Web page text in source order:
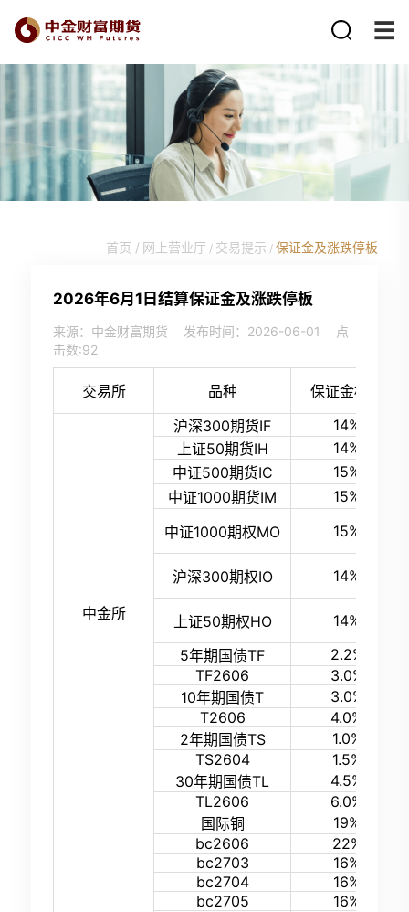
首页 / 网上营业厅 / 交易提示 / 保证金及涨跌停板
2026年6月1日结算保证金及涨跌停板
来源：中金财富期货 发布时间：2026-06-01
点
击数:92
交易所 品种 保证金标准
中金所
沪深300期货IF
14%
上证50期货IH
14%
中证500期货IC
15%
中证1000期货IM
15%
中证1000期权MO
15%
沪深300期权IO 14%
上证50期权HO
14%
5年期国债TF
2.2%
TF2606
3.0%
10年期国债T
3.0%
T2606
4.0%
2年期国债TS
1.0%
TS2604
1.5%
30年期国债TL
4.5%
TL2606
6.0%
国际铜
19%
bc2606
22%
bc2703
16%
bc2704
16%
bc2705
16%